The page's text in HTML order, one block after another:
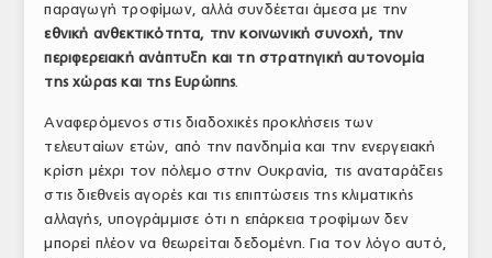
ΕΥΡΩΠΑΪΚΗ ΝΟΜΟΘΕΣΙΑ
ΤΟ ΠΕΡΙΟΔΙΚΟ
ΑΡΧΕΙΟ ΤΕΥΧΩΝ
ΣΥΝΕΔΡΙΟ ΚΡΕΑΤΟΣ
παραγωγή τροφίμων, αλλά συνδέεται άμεσα με την
εθνική ανθεκτικότητα, την κοινωνική συνοχή, την
περιφερειακή ανάπτυξη και τη στρατηγική αυτονομία
της χώρας και της Ευρώπης.
Αναφερόμενος στις διαδοχικές προκλήσεις των
τελευταίων ετών, από την πανδημία και την ενεργειακή
κρίση μέχρι τον πόλεμο στην Ουκρανία, τις αναταράξεις
στις διεθνείς αγορές και τις επιπτώσεις της κλιματικής
αλλαγής, υπογράμμισε ότι η επάρκεια τροφίμων δεν
μπορεί πλέον να θεωρείται δεδομένη. Για τον λόγο αυτό,